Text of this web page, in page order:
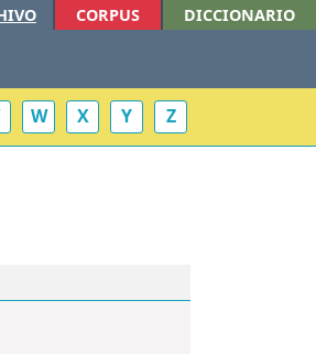
CORPUS DICCIONARIO
W X Y Z